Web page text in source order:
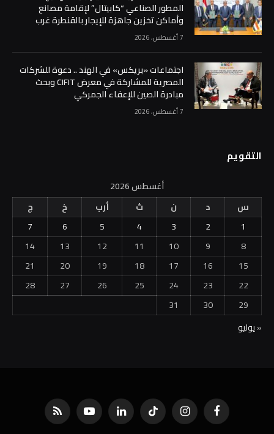
المطور الصناعي “كابيتال” لإقامة مصانع
وأماكن تخزين جاهزة للإيجار بالقنطرة غرب
7 أغسطس، 2026
اجتماعات «بريكس» في الهند .. دعوة للشركات
المصرية للمشاركة في معرض CIFIT وبحث
مبادرة الصين للإعفاء الجمركي
7 أغسطس، 2026
التقويم
أغسطس 2026
س
د ن ث أرب خ
ج
1
2
3
4
5
6
7
8
9
10
11
12
13
14
15
16
17
18
19
20
21
22
23
24
25
26
27
28
29
30
31
« يوليو
فيسبوك الانستغرامتيكتوك لينكدإن يوتيوب RSS